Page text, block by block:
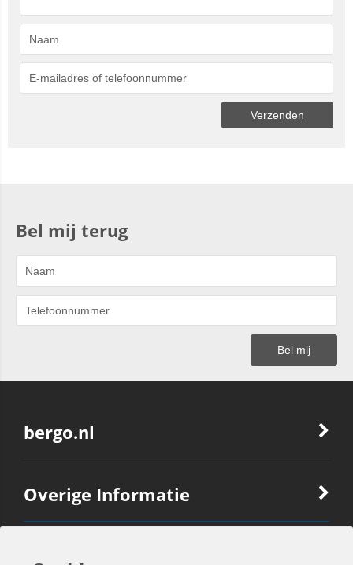
Bel mij terug
bergo.nl
Overige Informatie
Ook Interessant